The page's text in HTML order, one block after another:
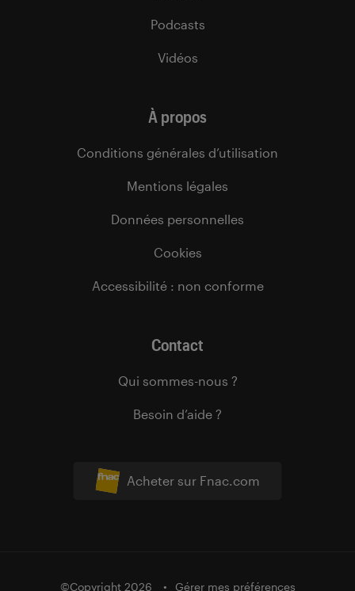
Acheter sur Fnac.com
Podcasts
Vidéos
À propos
Conditions générales d’utilisation
Mentions légales
Données personnelles
Cookies
Accessibilité : non conforme
Contact
Qui sommes-nous ?
Besoin d’aide ?
©Copyright 2026 Gérer mes préférences